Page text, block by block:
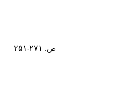
ص. ۲۷۱-۲۵۱